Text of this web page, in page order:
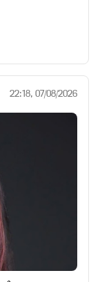
22:18, 07/08/2026